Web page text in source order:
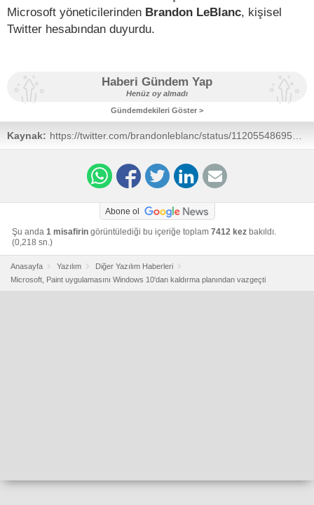
Microsoft yöneticilerinden Brandon LeBlanc, kişisel
Twitter hesabından duyurdu.
Haberi Gündem Yap
Henüz oy almadı
Gündemdekileri Göster >
Kaynak:
Abone ol
Şu anda 1 misafirin görüntülediği bu içeriğe toplam 7412 kez bakıldı.
(0,218 sn.)
Anasayfa Yazılım
Diğer Yazılım Haberleri
Microsoft, Paint uygulamasını Windows 10'dan kaldırma planından vazgeçti